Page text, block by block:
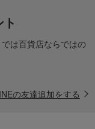
は百貨店ならではの
の友達追加をする